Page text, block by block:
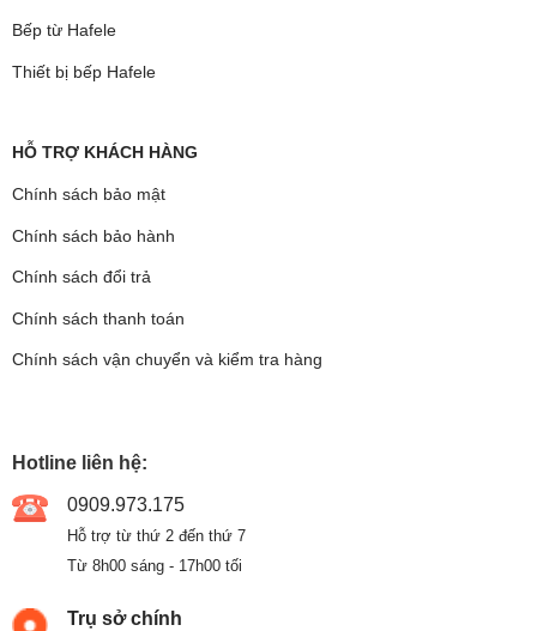
Bếp từ Hafele
Thiết bị bếp Hafele
HỖ TRỢ KHÁCH HÀNG
Chính sách bảo mật
Chính sách bảo hành
Chính sách đổi trả
Chính sách thanh toán
Chính sách vận chuyển và kiểm tra hàng
Hotline liên hệ:
0909.973.175
Hỗ trợ từ thứ 2 đến thứ 7
Từ 8h00 sáng - 17h00 tối
Trụ sở chính